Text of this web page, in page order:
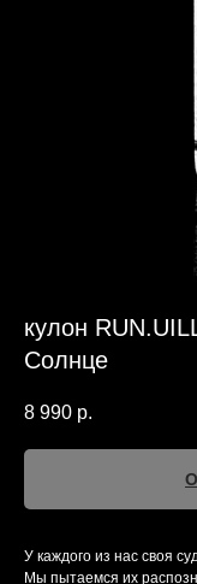
кулон
Солнце
8 990 р.
У каждого из нас своя
Мы пытаемся их